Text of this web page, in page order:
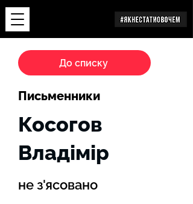
До списку
Письменники
не з'ясовано
Косогов
Владімір